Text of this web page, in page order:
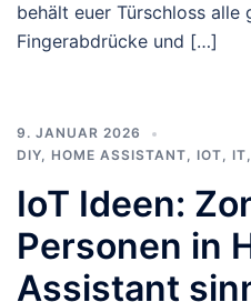
behält euer Türschloss alle
Fingerabdrücke und […]
9. JANUAR 2026
DIY, HOME ASSISTANT, IOT, IT,
IoT Ideen:
Personen in
Assistant